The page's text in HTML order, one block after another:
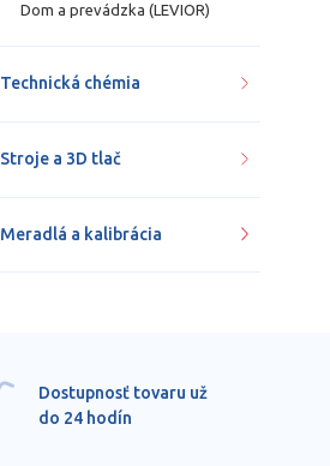
Dom a prevádzka (LEVIOR)
Technická chémia
Stroje a 3D tlač
Meradlá a kalibrácia
Dostupnosť tovaru už
do 24 hodín